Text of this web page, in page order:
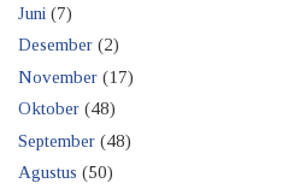
Juni (7)
Desember (2)
November (17)
Oktober (48)
September (48)
Agustus (50)